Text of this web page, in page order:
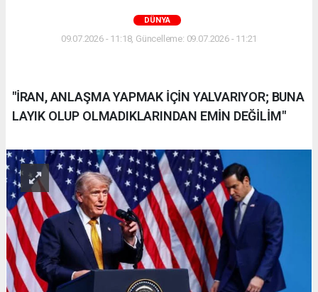
DÜNYA
09.07.2026 - 11:18, Güncelleme: 09.07.2026 - 11:21
"İRAN, ANLAŞMA YAPMAK İÇİN YALVARIYOR; BUNA
LAYIK OLUP OLMADIKLARINDAN EMİN DEĞİLİM"